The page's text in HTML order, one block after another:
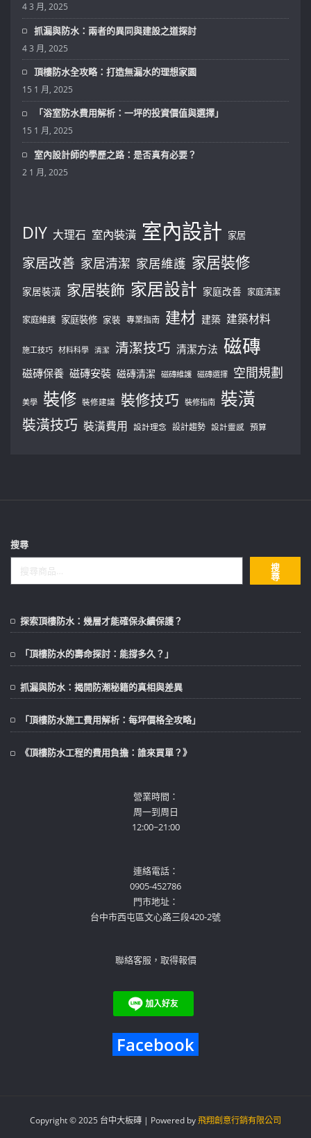
4 3 月, 2025
抓漏與防水：兩者的異同與建設之道探討
4 3 月, 2025
頂樓防水全攻略：打造無漏水的理想家園
15 1 月, 2025
「浴室防水費用解析：一坪的投資價值與選擇」
15 1 月, 2025
室內設計師的學歷之路：是否真有必要？
2 1 月, 2025
DIY 大理石 室內裝潢 室內設計 家居
家居改善 家居清潔 家居維護 家居裝修
家居裝潢 家居裝飾 家居設計 家庭改善 家庭清潔
家庭維護 家庭裝修 家裝 專業指南 建材 建築 建築材料
施工技巧 材料科學 清潔 清潔技巧 清潔方法 磁磚
磁磚保養 磁磚安裝 磁磚清潔 磁磚維護 磁磚選擇 空間規劃
美學 裝修 裝修建議 裝修技巧 裝修指南 裝潢
裝潢技巧 裝潢費用 設計理念 設計趨勢 設計靈感 預算
搜尋
搜
尋
探索頂樓防水：幾層才能確保永續保護？
「頂樓防水的壽命探討：能撐多久？」
抓漏與防水：揭開防潮秘籍的真相與差異
「頂樓防水施工費用解析：每坪價格全攻略」
《頂樓防水工程的費用負擔：誰來買單？》
營業時間：
周一到周日
12:00~21:00
連絡電話：
0905-452786
門市地址：
台中市西屯區文心路三段420-2號
聯絡客服，取得報價
Facebook
Copyright © 2025 台中大板磚 | Powered by飛翔創意行銷有限公司